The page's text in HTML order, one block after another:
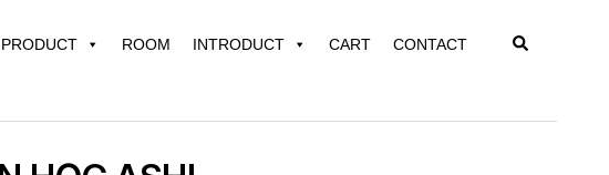
PRODUCT ROOM INTRODUCT CART CONTACT Search